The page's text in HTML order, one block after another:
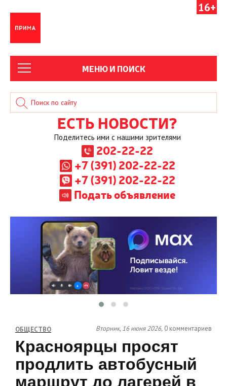
16+
МЕНЮ И ПОИСК
ЕСТЬ НОВОСТИ?
Поделитесь ими с нашими зрителями
202-22-22
+7 (391) 202-22-22
+7 (391) 202-22-22
Подать объявление
ОБЩЕСТВО Вторник, 16 июня 2026, 0 комментариев
Красноярцы просят
продлить автобусный
маршрут до лагерей в